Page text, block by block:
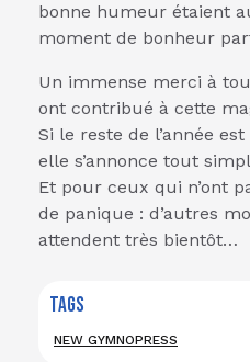
bonne humeur étaient
moment de bonheur
Un immense merci à
ont contribué à cette
Si le reste de l’année
elle s’annonce tout
Et pour ceux qui n’ont
de panique : d’autres
attendent très bientôt…
TAGS
NEW GYMNOPRESS